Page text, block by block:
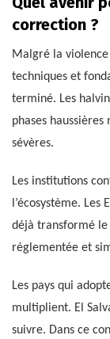
correction ?
Malgré la
techniques et
terminé. Les
phases
sévères.
Les institutions
l’écosystème. Les
déjà transformé le
réglementée et
Les pays qui
multiplient. El
suivre. Dans ce